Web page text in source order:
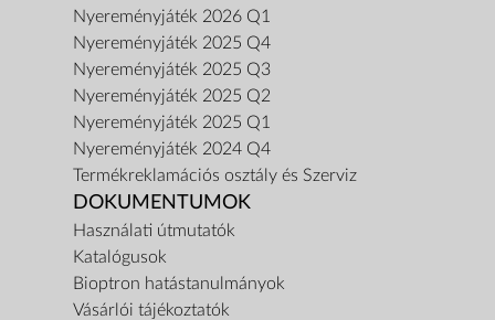
Nyereményjáték 2026 Q1
Nyereményjáték 2025 Q4
Nyereményjáték 2025 Q3
Nyereményjáték 2025 Q2
Nyereményjáték 2025 Q1
Nyereményjáték 2024 Q4
Termékreklamációs osztály és Szerviz
DOKUMENTUMOK
Használati útmutatók
Katalógusok
Bioptron hatástanulmányok
Vásárlói tájékoztatók